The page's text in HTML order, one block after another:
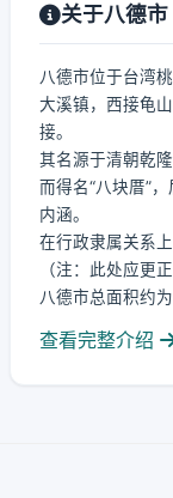
关于八德市
八德市位于台湾
大溪镇，西接龟
接。
其名源于清朝乾
而得名“八块厝”
内涵。
在行政隶属关系
（注：此处应更
八德市总面积约
查看完整介绍